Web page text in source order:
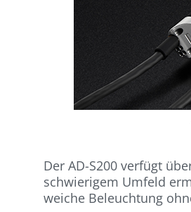
Der AD-S200 verfügt
schwierigem Umfeld
weiche Beleuchtung